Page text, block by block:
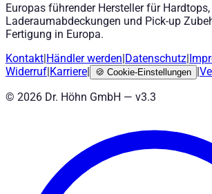
Europas führender Hersteller für
Laderaumabdeckungen und Pick-up
Fertigung in Europa.
Kontakt|Händler werden|Datenschutz|
Widerruf|Karriere| 🍪 Cookie-Einstellungen |
© 2026 Dr. Höhn GmbH — v3.3